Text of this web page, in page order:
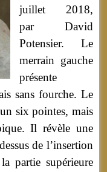
juillet 2018,
par David
Potensier. Le
merrain gauche
présente
sans fourche. Le
six pointes, mais
Il révèle une
de l’insertion
partie supérieure